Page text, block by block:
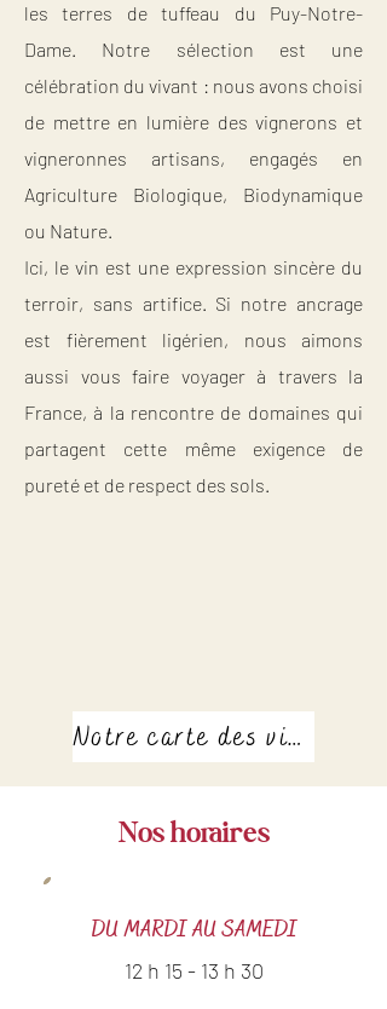
les terres de tuffeau du Puy-Notre-
Dame. Notre sélection est une
célébration du vivant : nous avons choisi
de mettre en lumière des vignerons et
vigneronnes artisans, engagés en
Agriculture Biologique, Biodynamique
ou Nature.
Ici, le vin est une expression sincère du
terroir, sans artifice. Si notre ancrage
est fièrement ligérien, nous aimons
aussi vous faire voyager à travers la
France, à la rencontre de domaines qui
partagent cette même exigence de
pureté et de respect des sols.
Notre carte des vins
Nos horaires
DU MARDI AU SAMEDI
12 h 15 - 13 h 30